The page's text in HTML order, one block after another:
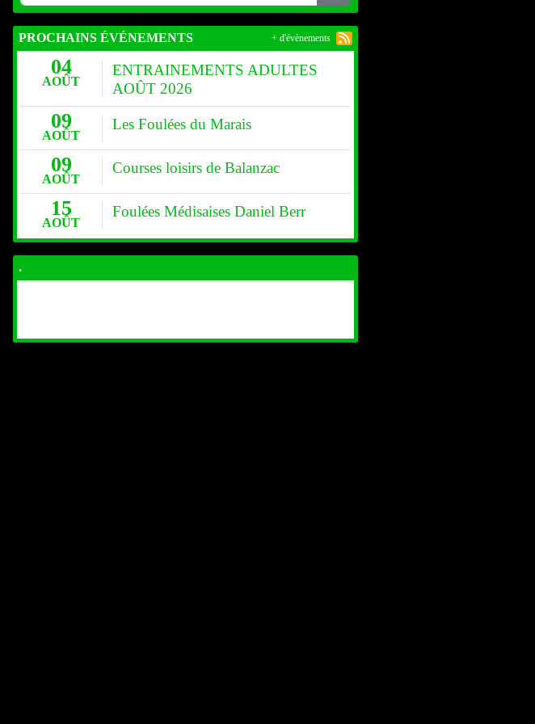
PROCHAINS ÉVÉNEMENTS
04
AOÛT
ENTRAINEMENTS ADULTES
AOÛT 2026
09
AOÛT
Les Foulées du Marais
09
AOÛT
Courses loisirs de Balanzac
15
AOÛT
Foulées Médisaises Daniel Berr
+ d'évènements
.